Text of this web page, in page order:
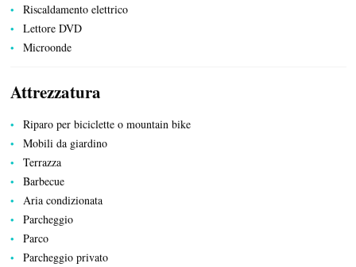
ATTIVITÀ RICREATIVE E SPORTIVE
Riscaldamento elettrico
Lettore DVD
Microonde
Attrezzatura
Riparo per biciclette o mountain bike
Mobili da giardino
Terrazza
Barbecue
Aria condizionata
Parcheggio
Parco
Parcheggio privato